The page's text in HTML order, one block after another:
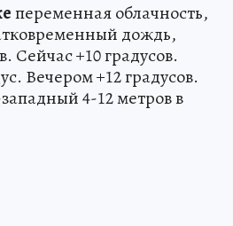
переменная облачность,
дождь,
Сейчас +10 градусов.
Вечером +12 градусов.
4-12 метров в